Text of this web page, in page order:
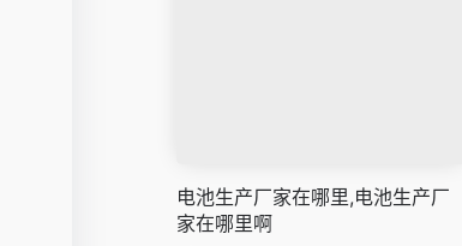
电池生产厂家在哪里,电池生产厂
家在哪里啊